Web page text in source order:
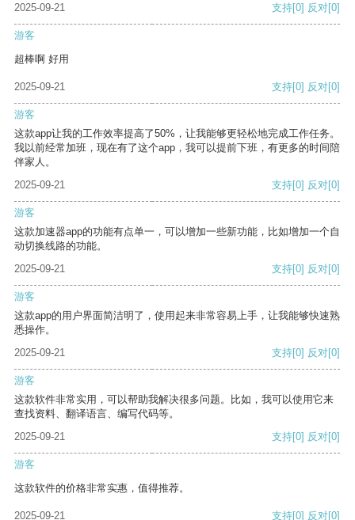
2025-09-21 支持[0] 反对[0]
游客
超棒啊 好用
2025-09-21 支持[0] 反对[0]
游客
这款app让我的工作效率提高了50%，让我能够更轻松地完成工作任务。
我以前经常加班，现在有了这个app，我可以提前下班，有更多的时间陪
伴家人。
2025-09-21
支持[0] 反对[0]
游客
这款加速器app的功能有点单一，可以增加一些新功能，比如增加一个自
动切换线路的功能。
2025-09-21
支持[0] 反对[0]
游客
这款app的用户界面简洁明了，使用起来非常容易上手，让我能够快速熟
悉操作。
2025-09-21
支持[0] 反对[0]
游客
这款软件非常实用，可以帮助我解决很多问题。比如，我可以使用它来
查找资料、翻译语言、编写代码等。
2025-09-21
支持[0] 反对[0]
游客
这款软件的价格非常实惠，值得推荐。
2025-09-21 支持[0] 反对[0]